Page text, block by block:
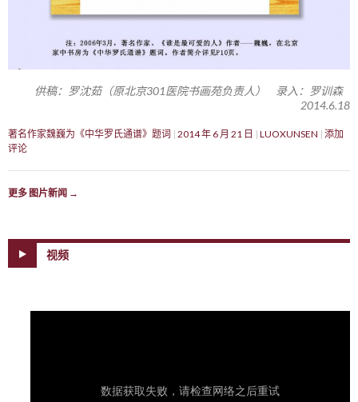
供稿：罗沈茹（原北京301医院书画苑负责人） 录入：罗训森
2014.6.18
著名作家魏巍为《中华罗氏通谱》题词 2014 年 6 月 21 日 LUOXUNSEN 添加
评论
更多 图片新闻 →
视频